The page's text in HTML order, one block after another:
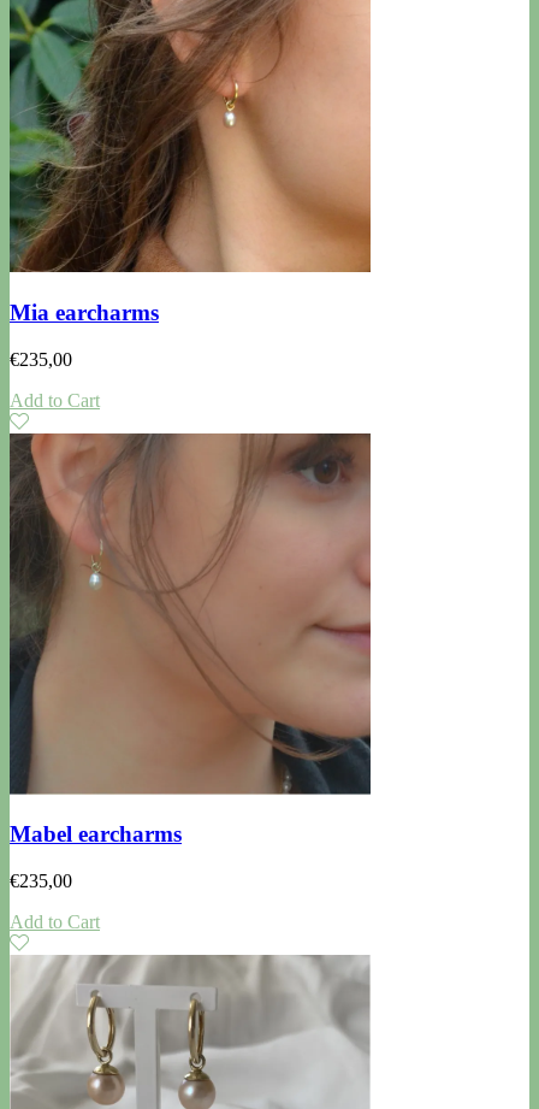
Mia earcharms
€235,00
Add to Cart
Mabel earcharms
€235,00
Add to Cart